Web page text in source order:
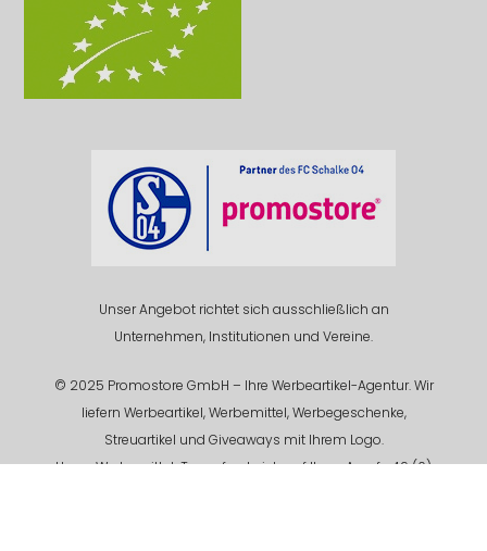
Unser Angebot richtet sich ausschließlich an
Unternehmen, Institutionen und Vereine.
© 2025 Promostore GmbH – Ihre Werbeartikel-Agentur. Wir
liefern Werbeartikel, Werbemittel, Werbegeschenke,
Streuartikel und Giveaways mit Ihrem Logo.
Unser Werbemittel-Team freut sich auf Ihren Anruf +49 (0)